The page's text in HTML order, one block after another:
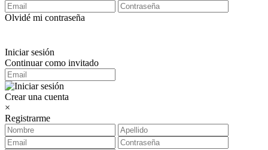
Olvidé mi contraseña
Iniciar sesión
Continuar como invitado
Crear una cuenta
×
Registrarme